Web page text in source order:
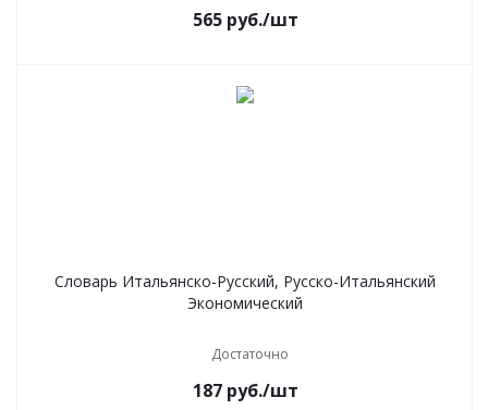
565руб./шт
Словарь Итальянско-Русский, Русско-Итальянский
Экономический
Достаточно
187руб./шт